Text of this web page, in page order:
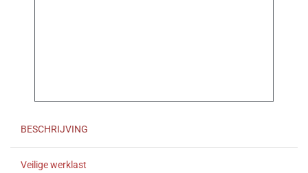
BESCHRIJVING
Veilige werklast